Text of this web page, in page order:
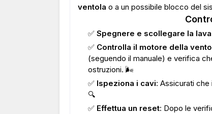
ventola o a un possibile blocco del
✅ Spegnere e scollegare la
✅ Controlla il motore della
(seguendo il manuale) e verifica
ostruzioni. 🌬️
✅ Ispeziona i cavi: Assicurati che
🔍
✅ Effettua un reset: Dopo le